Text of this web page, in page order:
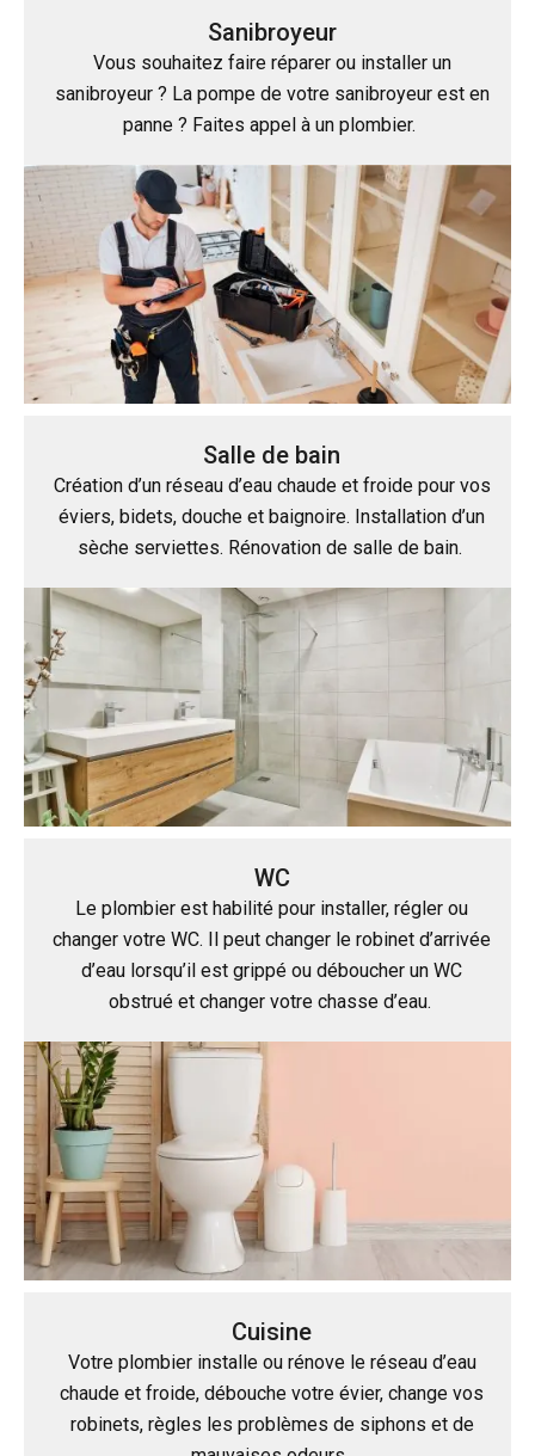
Sanibroyeur
Vous souhaitez faire réparer ou installer un
sanibroyeur ? La pompe de votre sanibroyeur est en
panne ? Faites appel à un plombier.
Salle de bain
Création d’un réseau d’eau chaude et froide pour vos
éviers, bidets, douche et baignoire. Installation d’un
sèche serviettes. Rénovation de salle de bain.
WC
Le plombier est habilité pour installer, régler ou
changer votre WC. Il peut changer le robinet d’arrivée
d’eau lorsqu’il est grippé ou déboucher un WC
obstrué et changer votre chasse d’eau.
Cuisine
Votre plombier installe ou rénove le réseau d’eau
chaude et froide, débouche votre évier, change vos
robinets, règles les problèmes de siphons et de